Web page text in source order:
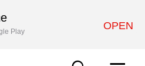
Play OPEN